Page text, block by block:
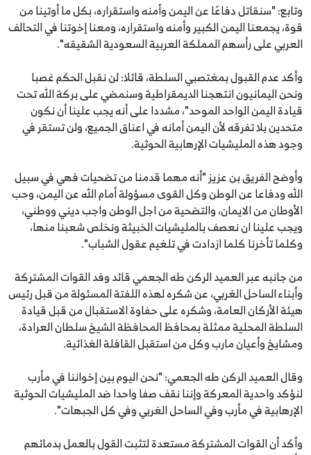
وتابع: "سنقاتل دفاعًا عن اليمن وأمنه واستقراره، بكل ما أوتينا من
قوة، يجمعنا اليمن الكبير وأمنه واستقراره، ومعنا إخوتنا في التحالف
العربي على رأسهم المملكة العربية السعودية الشقيقه".
وأكد عدم القبول بمغتصبي السلطة، قائلا: لن نقبل الحكم غصبا
ونحن اليمانيون انتهجنا الديمقراطية وسنمضي على بركة الله تحت
قيادة اليمن الواحد الموحد"، مشددا على أنه يجب علينا أن نكون
متحدين بلا تفرقه لأن اليمن أمانه في اعناق الجميع، ولن تستقر في
وجود هذه المليشيات الإرهابية الحوثية.
وأوضح الفريق بن عزيز "أنه مهما قدمنا من تضحيات فهي في سبيل
الله ودفاعا عن الوطن وكل القوى مسؤولة أمام الله عن اليمن، وحب
الأوطان من الايمان، والتضحية من اجل الوطن واجب ديني ووطني،
ويجب علينا ان نعصف بالمليشيات الخبيثة ونخلص شعبنا منها،
وكلما تأخرنا كلما ازدادت في تلغيم عقول الشباب".
من جانبه عبر العميد الركن طه الجعمي قائد وفد القوات المشتركة
وأبناء الساحل الغربي، عن شكره لهذه اللفتة المسئولة من قبل رئيس
هيئة الأركان العامة، وشكره على حفاوة الاستقبال من قبل قيادة
السلطة المحلية ممثلة بمحافظ المحافظة الشيخ سلطان العرادة،
ومشايخ وأعيان مارب وكل من استقبل القافلة الغذائية.
وقال العميد الركن طه الجعمي: "نحن اليوم بين إخواننا في مأرب
لنؤكد واحدية المعركة وإننا نقف صفا واحدا ضد المليشيات الحوثية
الإرهابية في مأرب وفي الساحل الغربي وفي كل الجبهات".
وأكد أن القوات المشتركة مستعدة لتثبت القول بالعمل بدمائهم